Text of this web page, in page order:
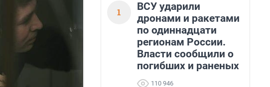
1
ВСУ ударили
дронами и ракетами
по одиннадцати
регионам России.
Власти сообщили о
погибших и раненых
110 946